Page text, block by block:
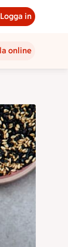
Logga in
online